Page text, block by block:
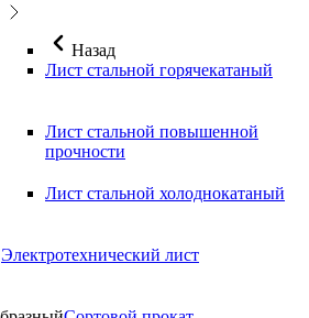
Назад
Лист стальной горячекатаный
Лист стальной повышенной
прочности
Лист стальной холоднокатаный
Электротехнический лист